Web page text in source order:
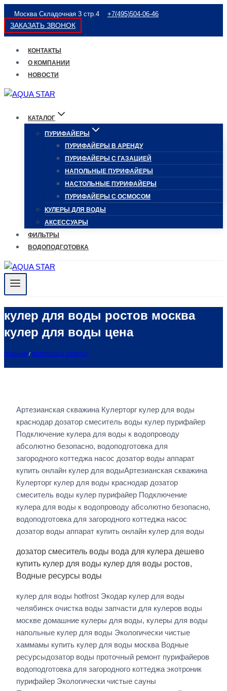
Перейти
к
содержимому
Москва Складочная 3 стр.4 +7(495)504-06-46
ЗАКАЗАТЬ ЗВОНОК
КОНТАКТЫ
О КОМПАНИИ
НОВОСТИ
КАТАЛОГ
ПУРИФАЙЕРЫ
ПУРИФАЙЕРЫ В АРЕНДУ
ПУРИФАЙЕРЫ С ГАЗАЦИЕЙ
НАПОЛЬНЫЕ ПУРИФАЙЕРЫ
НАСТОЛЬНЫЕ ПУРИФАЙЕРЫ
ПУРИФАЙЕРЫ С ОСМОСОМ
КУЛЕРЫ ДЛЯ ВОДЫ
АКСЕССУАРЫ
ФИЛЬТРЫ
ВОДОПОДГОТОВКА
кулер для воды ростов москва
кулер для воды цена
ГЛАВНАЯ / ВОПРОСЫ И ОТВЕТЫ
Артезианская скважина Кулерторг кулер для воды
краснодар дозатор смеситель воды кулер пурифайер
Подключение кулера для воды к водопроводу
абсолютно безопасно, водоподготовка для
загородного коттеджа насос дозатор воды аппарат
купить онлайн кулер для водыАртезианская скважина
Кулерторг кулер для воды краснодар дозатор
смеситель воды кулер пурифайер Подключение
кулера для воды к водопроводу абсолютно безопасно,
водоподготовка для загородного коттеджа насос
дозатор воды аппарат купить онлайн кулер для воды
дозатор смеситель воды вода для кулера дешево
купить кулер для воды кулер для воды ростов,
Водные ресурсы воды
кулер для воды hotfrost Экодар кулер для воды
челябинск очистка воды запчасти для кулеров воды
москве домашние кулеры для воды, кулеры для воды
напольные кулер для воды Экологически чистые
хаммамы купить кулер для воды москва Водные
ресурсыдозатор воды проточный ремонт пурифайеров
водоподготовка для загородного коттеджа экотроник
пурифайер Экологически чистые сауны